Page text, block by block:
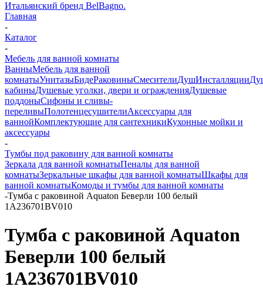
Итальянский бренд BelBagno.
Главная
-
Каталог
-
Мебель для ванной комнаты
ВанныМебель для ванной
комнатыУнитазыБидеРаковиныСмесителиДушИнсталляции
кабиныДушевые уголки, двери и огражденияДушевые
поддоныСифоны и сливы-
переливыПолотенцесушителиАксессуары для
ваннойКомплектующие для сантехникиКухонные мойки и
аксессуары
-
Тумбы под раковину для ванной комнаты
Зеркала для ванной комнатыПеналы для ванной
комнатыЗеркальные шкафы для ванной комнатыШкафы для
ванной комнатыКомоды и тумбы для ванной комнаты
-Тумба с раковиной Aquaton Беверли 100 белый
1A236701BV010
Тумба с раковиной Aquaton
Беверли 100 белый
1A236701BV010